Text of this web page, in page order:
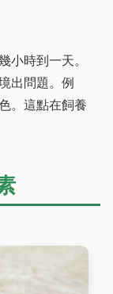
小時到一天。
出問題。例
。這點在飼養